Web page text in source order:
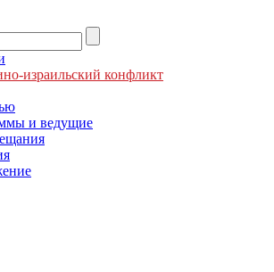
израильский конфликт
и ведущие